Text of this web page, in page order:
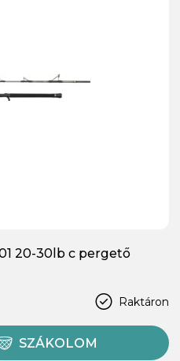
20-30lb c pergető
Raktáron
SZÁKOLOM